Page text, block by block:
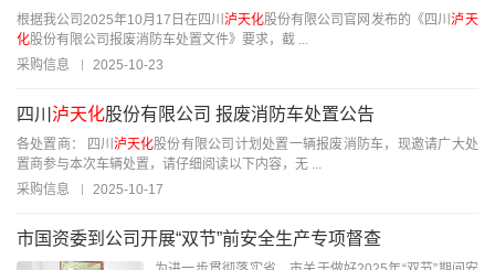
根据我公司2025年10月17日在四川 泸天化股份有限公司官网发布的《四川 泸天
化股份有限公司报废消防车处置文件》要求，截 ...
采购信息
2025-10-23
四川 泸天化股份有限公司 报废消防车处置公告
各处置商： 四川 泸天化股份有限公司计划处置一辆报废消防车，现邀请广大处
置商参与本次车辆处置，请仔细阅读以下内容，无 ...
采购信息
2025-10-17
市国资委到公司开展“双节”前安全生产专项督查